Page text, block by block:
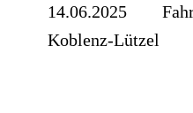
14.06.2025 Fahrt
Koblenz-Lützel